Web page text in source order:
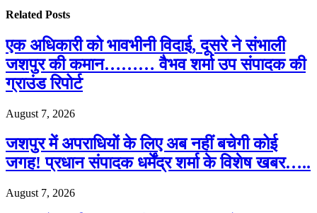
Related Posts
एक अधिकारी को भावभीनी विदाई, दूसरे ने संभाली
जशपुर की कमान……… वैभव शर्मा उप संपादक की
ग्राउंड रिपोर्ट
August 7, 2026
जशपुर में अपराधियों के लिए अब नहीं बचेगी कोई
जगह! प्रधान संपादक धर्मेंद्र शर्मा के विशेष खबर…..
August 7, 2026